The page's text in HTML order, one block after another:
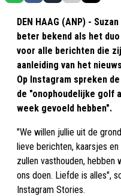
DEN HAAG (ANP) -
beter bekend als het
voor alle berichten die
aanleiding van het
Op Instagram spreken
de "onophoudelijke golf
week gevoeld hebben".
"We willen jullie uit de
lieve berichten, kaarsjes
zullen vasthouden,
ons doen. Liefde is alles",
Instagram Stories.